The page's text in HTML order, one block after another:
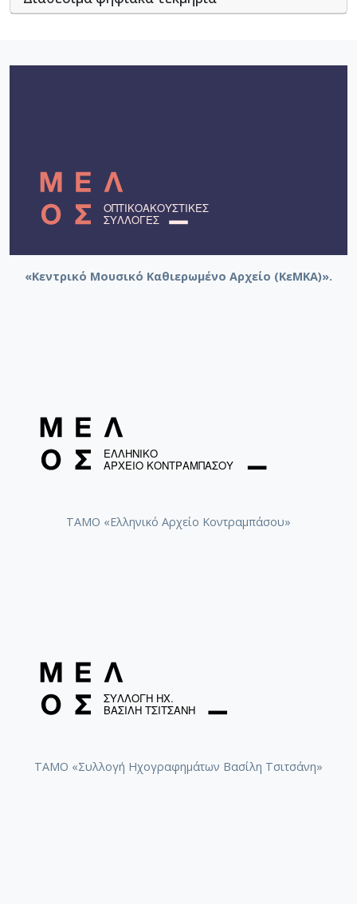
«Κεντρικό Μουσικό Καθιερωμένο Αρχείο (ΚεΜΚΑ)».
ΤΑΜΟ «Ελληνικό Αρχείο Κοντραμπάσου»
ΤΑΜΟ «Συλλογή Ηχογραφημάτων Βασίλη Τσιτσάνη»